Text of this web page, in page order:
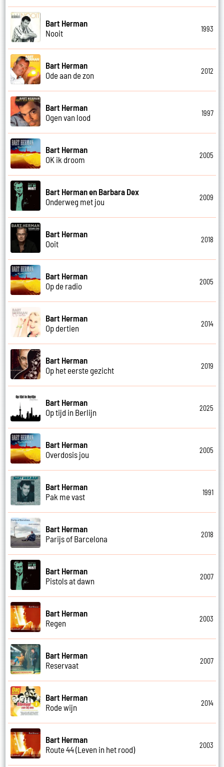
Bart Herman
Nooit
1993
Bart Herman
Ode aan de zon
2012
Bart Herman
Ogen van lood
1997
Bart Herman
OK ik droom
2005
Bart Herman en Barbara Dex
Onderweg met jou
2009
Bart Herman
Ooit
2018
Bart Herman
Op de radio
2005
Bart Herman
Op dertien
2014
Bart Herman
Op het eerste gezicht
2019
Bart Herman
Op tijd in Berlijn
2025
Bart Herman
Overdosis jou
2005
Bart Herman
Pak me vast
1991
Bart Herman
Parijs of Barcelona
2018
Bart Herman
Pistols at dawn
2007
Bart Herman
Regen
2003
Bart Herman
Reservaat
2007
Bart Herman
Rode wijn
2014
Bart Herman
Route 44 (Leven in het rood)
2003